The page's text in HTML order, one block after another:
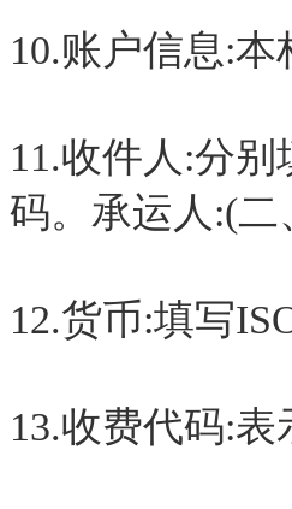
10.账户信息:
11.收件人:分
码。承运人:(
12.货币:填写
13.收费代码:表